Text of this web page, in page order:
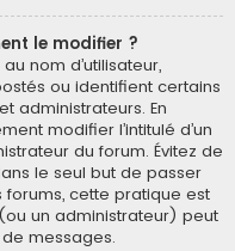
le modifier ?
nom d’utilisateur,
ou identifient certains
administrateurs. En
modifier l’intitulé d’un
du forum. Évitez de
le seul but de passer
cette pratique est
un administrateur) peut
messages.